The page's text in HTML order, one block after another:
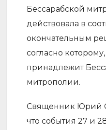
Бессарабской
действовала в
окончательным
согласно
принадлежит
митрополии.
Священник Юрий
что события 27 и